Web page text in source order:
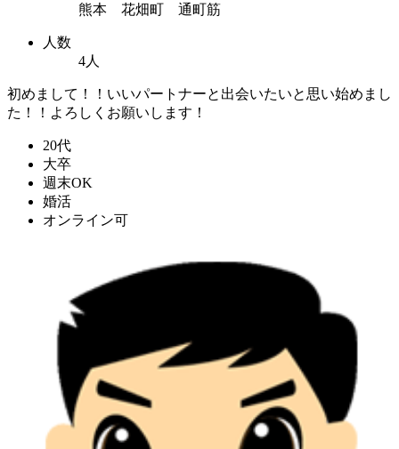
熊本 花畑町 通町筋
人数
4人
初めまして！！いいパートナーと出会いたいと思い始めまし
た！！よろしくお願いします！
20代
大卒
週末OK
婚活
オンライン可